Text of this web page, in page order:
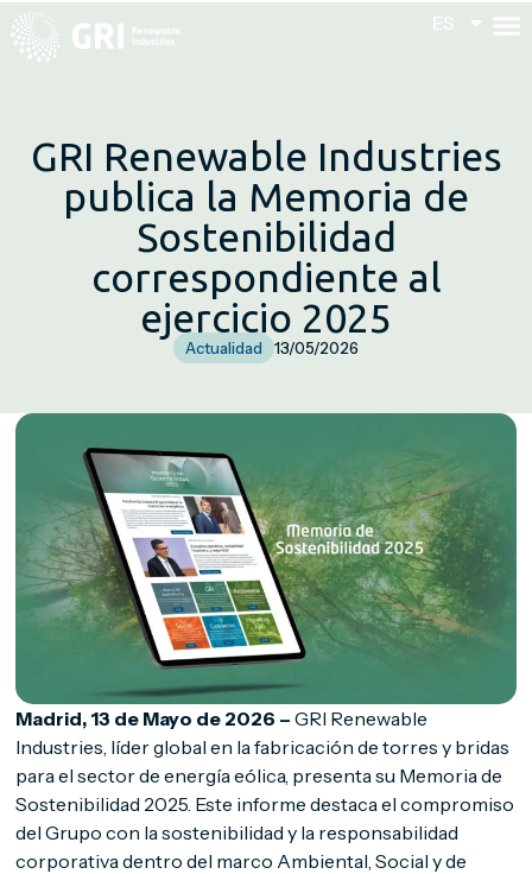
ES
ES
GRI Renewable Industries
publica la Memoria de
Sostenibilidad
correspondiente al
ejercicio 2025
Actualidad 13/05/2026
Madrid, 13 de Mayo de 2026 – GRI Renewable
Industries, líder global en la fabricación de torres y bridas
para el sector de energía eólica, presenta su Memoria de
Sostenibilidad 2025. Este informe destaca el compromiso
del Grupo con la sostenibilidad y la responsabilidad
corporativa dentro del marco Ambiental, Social y de